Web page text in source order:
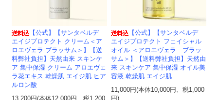
【公式】【サンタベルデ
エイジプロテクト クリーム＜ア
ロエヴェラ ブラッサム＞】【送
料弊社負担】天然由来 スキンケ
ア 集中保湿 クリーム アロエヴェ
ラ花エキス 乾燥肌 エイジ肌 ヒア
ルロン酸
【公式】【サンタベルデ
エイジプロテクト フェイシャル
オイル ＜アロエヴェラ ブラッ
サム＞】【送料弊社負担】天然由
来 スキンケア 集中保湿 オイル美
容液 乾燥肌 エイジ肌
11,000円(本体10,000円、税1,000